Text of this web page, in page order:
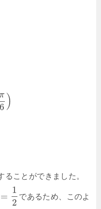
6 )
ることができました。
=
1
2
であるため、このよ